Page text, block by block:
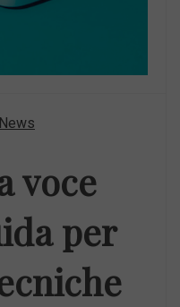
News
voce
per